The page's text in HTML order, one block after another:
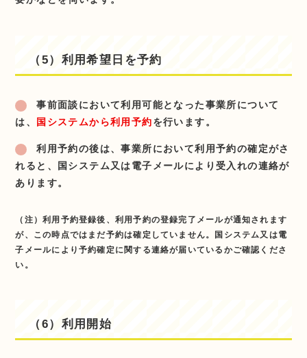
（5）利用希望日を予約
事前面談において利用可能となった事業所について
は、
国システムから利用予約を行います。
利用予約の後は、事業所において利用予約の確定がさ
れると、国システム又は電子メールにより受入れの連絡が
あります。
（注）利用予約登録後、利用予約の登録完了メールが通知されます
が、この時点ではまだ予約は確定していません。国システム又は電
子メールにより予約確定に関する連絡が届いているかご確認くださ
い。
（6）利用開始